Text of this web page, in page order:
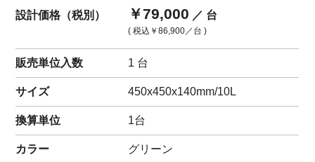
設計価格（税別） ￥79,000 ／ 台
( 税込 ￥86,900 ／台 )
販売単位入数 1 台
サイズ 450x450x140mm/10L
換算単位 1台
カラー グリーン